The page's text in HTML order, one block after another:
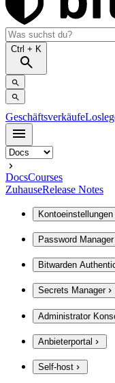
Ctrl + K
Geschäftsverkäufe
DocsCourses
ZuhauseRelease Notes
Kontoeinstellungen
Password Manager
Bitwarden
Secrets Manager
Administrator
Anbieterportal
Self-host